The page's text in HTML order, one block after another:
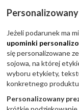
Jeżeli podarunek ma
upominki
się personalizowane
sojowa, na której
wyboru etykiety,
konkretnego
Personalizowany